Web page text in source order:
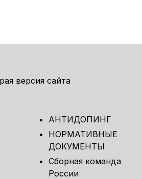
версия сайта
АНТИДОПИНГ
НОРМАТИВНЫЕ
ДОКУМЕНТЫ
Сборная команда
России